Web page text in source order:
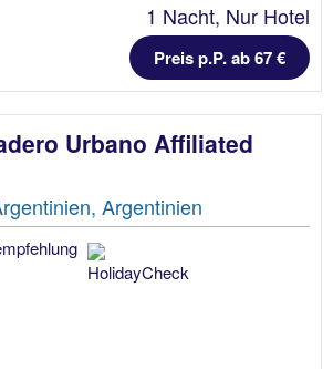
1 Nacht, Nur Hotel
Preis p.P. ab 67 €
Urbano Affiliated
Argentinien